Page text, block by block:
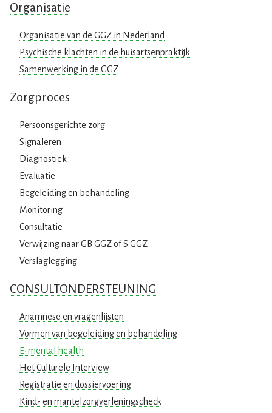
Organisatie
Organisatie van de GGZ in Nederland
Psychische klachten in de huisartsenpraktijk
Samenwerking in de GGZ
Zorgproces
Persoonsgerichte zorg
Signaleren
Diagnostiek
Evaluatie
Begeleiding en behandeling
Monitoring
Consultatie
Verwijzing naar GB GGZ of S GGZ
Verslaglegging
CONSULTONDERSTEUNING
Anamnese en vragenlijsten
Vormen van begeleiding en behandeling
E-mental health
Het Culturele Interview
Registratie en dossiervoering
Kind- en mantelzorgverleningscheck